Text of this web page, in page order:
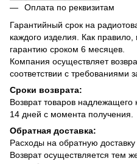
Оплата по реквизитам
Гарантийный срок на
каждого изделия. Как правило,
гарантию сроком 6 месяцев.
Компания осуществляет
соответствии с требованиями
Сроки возврата:
Возврат товаров надлежащего
14 дней с момента получения.
Обратная доставка:
Расходы на обратную доставку
Возврат осуществляется тем